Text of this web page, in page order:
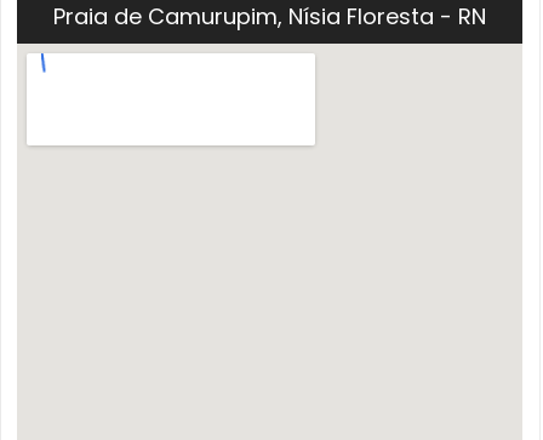
Praia de Camurupim, Nísia Floresta - RN